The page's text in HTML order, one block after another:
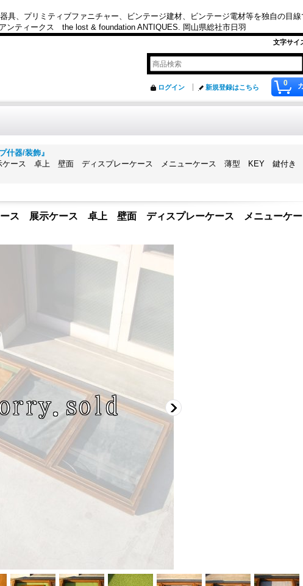
、プリミティブファニチャー、ビンテージ建材、ビンテージ電材等を独自の目
ンティークス the lost & foundation ANTIQUES. 岡山県総社市日羽
文字サイ
0
ログイン 新規登録はこちら
/装飾』
ケース 卓上 壁面 ディスプレーケース メニューケース 薄型 KEY 鍵付き
ース 展示ケース 卓上 壁面 ディスプレーケース メニューケ